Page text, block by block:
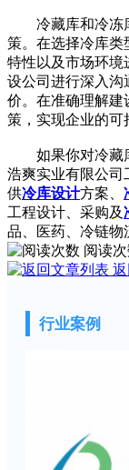
冷藏库和冷冻库
策。在选择冷库类
特性以及市场环境
设公司进行深入沟
价。在准确理解建
策，实现企业的可
如果你对冷藏库
浩爽实业有限公司
供冷库设计方案、
工程设计、采购及
品、医药、冷链物
阅读次
行业案例